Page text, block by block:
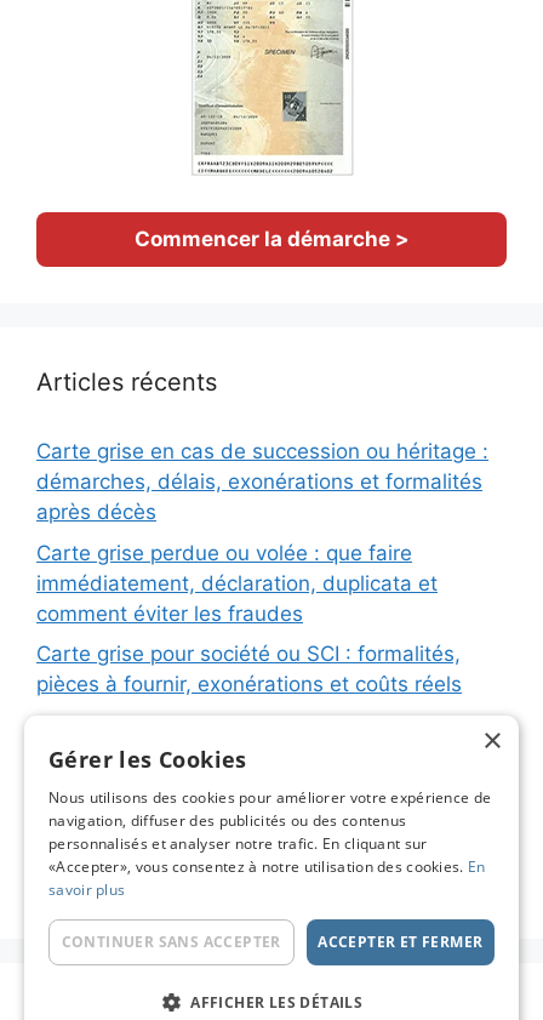
Commencer la démarche >
Articles récents
Carte grise en cas de succession ou héritage :
démarches, délais, exonérations et formalités
après décès
Carte grise perdue ou volée : que faire
immédiatement, déclaration, duplicata et
comment éviter les fraudes
Carte grise pour société ou SCI : formalités,
pièces à fournir, exonérations et coûts réels
immatriculation, fiche d’identification, plaques
Changement de titulaire carte grise : étapes
détaillées, coûts réels et astuces pour éviter les
pièges
© 2026 Carte Grise en Ligne - Le Blog
×
Gérer les Cookies
Nous utilisons des cookies pour améliorer votre expérience de
navigation, diffuser des publicités ou des contenus
personnalisés et analyser notre trafic. En cliquant sur
«Accepter», vous consentez à notre utilisation des cookies. En
savoir plus
ACCEPTER ET FERMER
CONTINUER SANS ACCEPTER
AFFICHER LES DÉTAILS